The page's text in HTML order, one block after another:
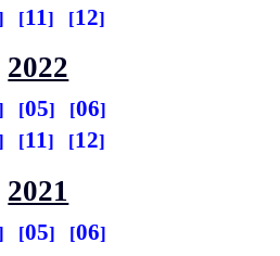
11 12
2022
05
06
11 12
2021
05
06